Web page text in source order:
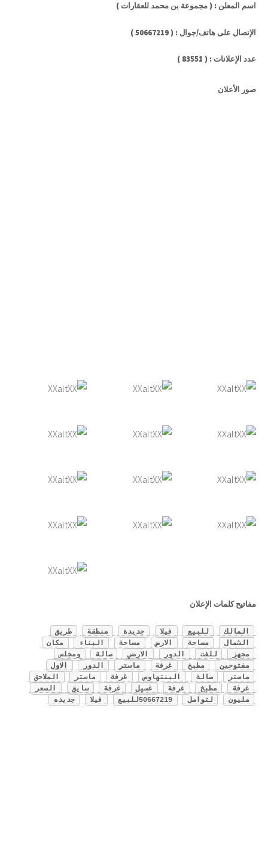
اسم المعلن : ( مجموعة بن محمد للعقارات )
الإتصال على هاتف/جوال : ( 50667219 )
عدد الإعلانات : ( 83551 )
صور الأعلان
مفاتيح كلمات الإعلان
المالك للبيع فيلا جديدة منطقة
طريق
الشمال
مساحة الارض مساحة البناء
مكان
مجهز
للفت الدور الارضي صالة
ومجلس
مفتوحين
مطبخ غرفة ماستر الدور
الاول
ماستر
صالة البنتهاوس غرفة ماستر
الملاحق
غرفة
مطبخ غرفة غسيل غرفة سايق
السعر
مليون
لتواصل 50667219للبيع فيلا جديده